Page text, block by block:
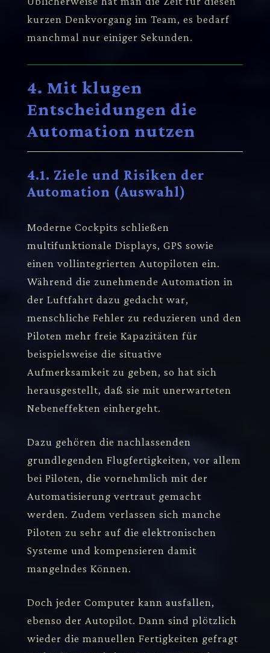
kurzen Denkvorgang im Team, es bedarf
manchmal nur einiger Sekunden.
4. Mit klugen
Entscheidungen die
Automation nutzen
4.1. Ziele und Risiken der
Automation (Auswahl)
Moderne Cockpits schließen
multifunktionale Displays, GPS sowie
einen vollintegrierten Autopiloten ein.
Während die zunehmende Automation in
der Luftfahrt dazu gedacht war,
menschliche Fehler zu reduzieren und den
Piloten mehr freie Kapazitäten für
beispielsweise die situative
Aufmerksamkeit zu geben, so hat sich
herausgestellt, daß sie mit unerwarteten
Nebeneffekten einhergeht.
Dazu gehören die nachlassenden
grundlegenden Flugfertigkeiten, vor allem
bei Piloten, die vornehmlich mit der
Automatisierung vertraut gemacht
werden. Zudem verlassen sich manche
Piloten zu sehr auf die elektronischen
Systeme und kompensieren damit
mangelndes Können.
Doch jeder Computer kann ausfallen,
ebenso der Autopilot. Dann sind plötzlich
wieder die manuellen Fertigkeiten gefragt